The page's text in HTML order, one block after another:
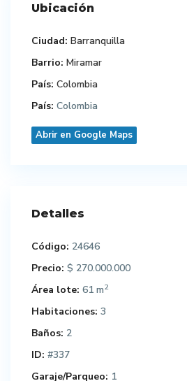
Ubicación
Ciudad: Barranquilla
Barrio: Miramar
País: Colombia
País: Colombia
Abrir en Google Maps
Detalles
Código: 24646
Precio: $ 270.000.000
Área lote: 61 m2
Habitaciones: 3
Baños: 2
ID: #337
Garaje/Parqueo: 1